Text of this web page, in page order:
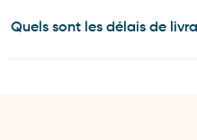
Quels sont les délais de